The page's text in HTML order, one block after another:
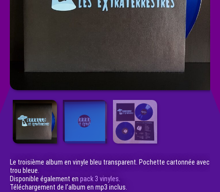
Le troisième album en vinyle bleu transparent. Pochette cartonnée avec
trou bleue.
Disponible également en pack 3 vinyles.
Téléchargement de l’album en mp3 inclus.